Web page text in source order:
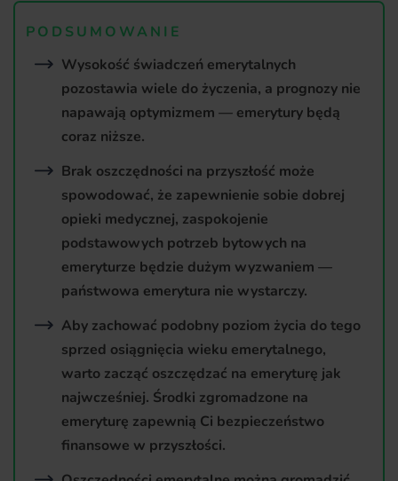
PODSUMOWANIE
Wysokość świadczeń emerytalnych
pozostawia wiele do życzenia, a prognozy nie
napawają optymizmem — emerytury będą
coraz niższe.
Brak oszczędności na przyszłość może
spowodować, że zapewnienie sobie dobrej
opieki medycznej, zaspokojenie
podstawowych potrzeb bytowych na
emeryturze będzie dużym wyzwaniem —
państwowa emerytura nie wystarczy.
Aby zachować podobny poziom życia do tego
sprzed osiągnięcia wieku emerytalnego,
warto zacząć oszczędzać na emeryturę jak
najwcześniej. Środki zgromadzone na
emeryturę zapewnią Ci bezpieczeństwo
finansowe w przyszłości.